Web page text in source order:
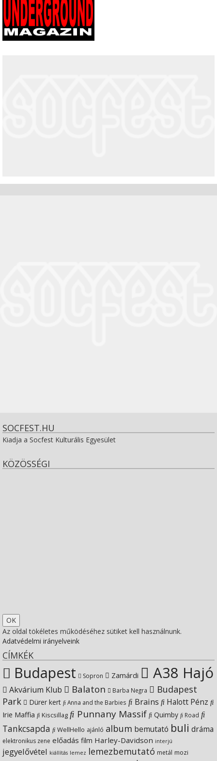
SOCFEST.HU
Kiadja a Socfest Kulturális Egyesület
KÖZÖSSÉGI
Twitter
on
Instagram
profile
on
YouTube
SocfestHun’s
profile
on
Google+
Az oldal tökéletes működéséhez sütiket kell használnunk.
Adatvédelmi irányelveink
CÍMKÉK
Budapest Sopron Zamárdi A38 Hajó
Akvárium Klub Balaton Barba Negra
Budapest
Park
Dürer kert Anna and the Barbies Brains Halott Pénz
Irie Maffia Kiscsillag Punnany Massif Quimby Road
Tankcsapda WellHello ajánló album bemutató buli dráma
elektronikus zene előadás film Harley-Davidson interjú
jegyelővétel kiállítás lemez lemezbemutató metál mozi